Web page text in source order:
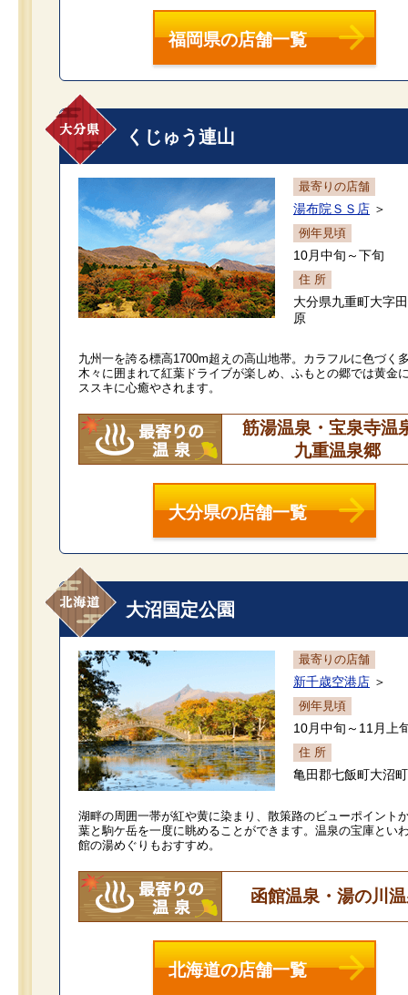
福岡県の店舗一覧
くじゅう連山
最寄りの店舗
湯布院ＳＳ店 ＞
例年見頃
10月中旬～下旬
住 所
大分県九重町大字
原
九州一を誇る標高1700m超えの高山地帯。カラフルに色づく
木々に囲まれて紅葉ドライブが楽しめ、ふもとの郷では黄金
ススキに心癒やされます。
筋湯温泉・宝泉寺温
九重温泉郷
大分県の店舗一覧
大沼国定公園
最寄りの店舗
新千歳空港店 ＞
例年見頃
10月中旬～11月上
住 所
亀田郡七飯町大沼町
湖畔の周囲一帯が紅や黄に染まり、散策路のビューポイント
葉と駒ケ岳を一度に眺めることができます。温泉の宝庫とい
館の湯めぐりもおすすめ。
函館温泉・湯の川
北海道の店舗一覧